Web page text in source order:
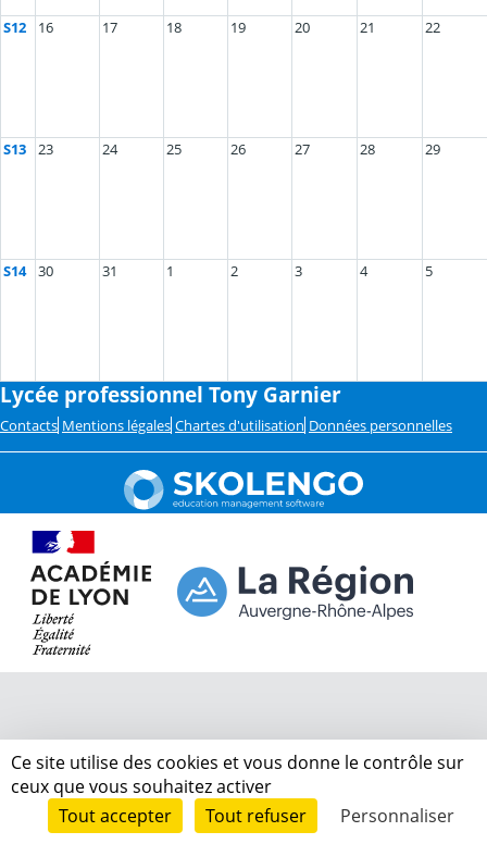
S12 16 17 18 19 20 21 22
S13 23 24 25 26 27 28 29
S14 30 31 1 2 3 4 5
Lycée professionnel Tony Garnier
Contacts Mentions légales Chartes d'utilisation Données personnelles
Ce site utilise des cookies et vous donne le contrôle sur
ceux que vous souhaitez activer
Tout accepter
Tout refuser Personnaliser